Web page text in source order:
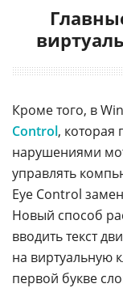
Кроме того, в
Control, которая
нарушениями
управлять
Eye Control
Новый способ
вводить текст
на виртуальную
первой букве